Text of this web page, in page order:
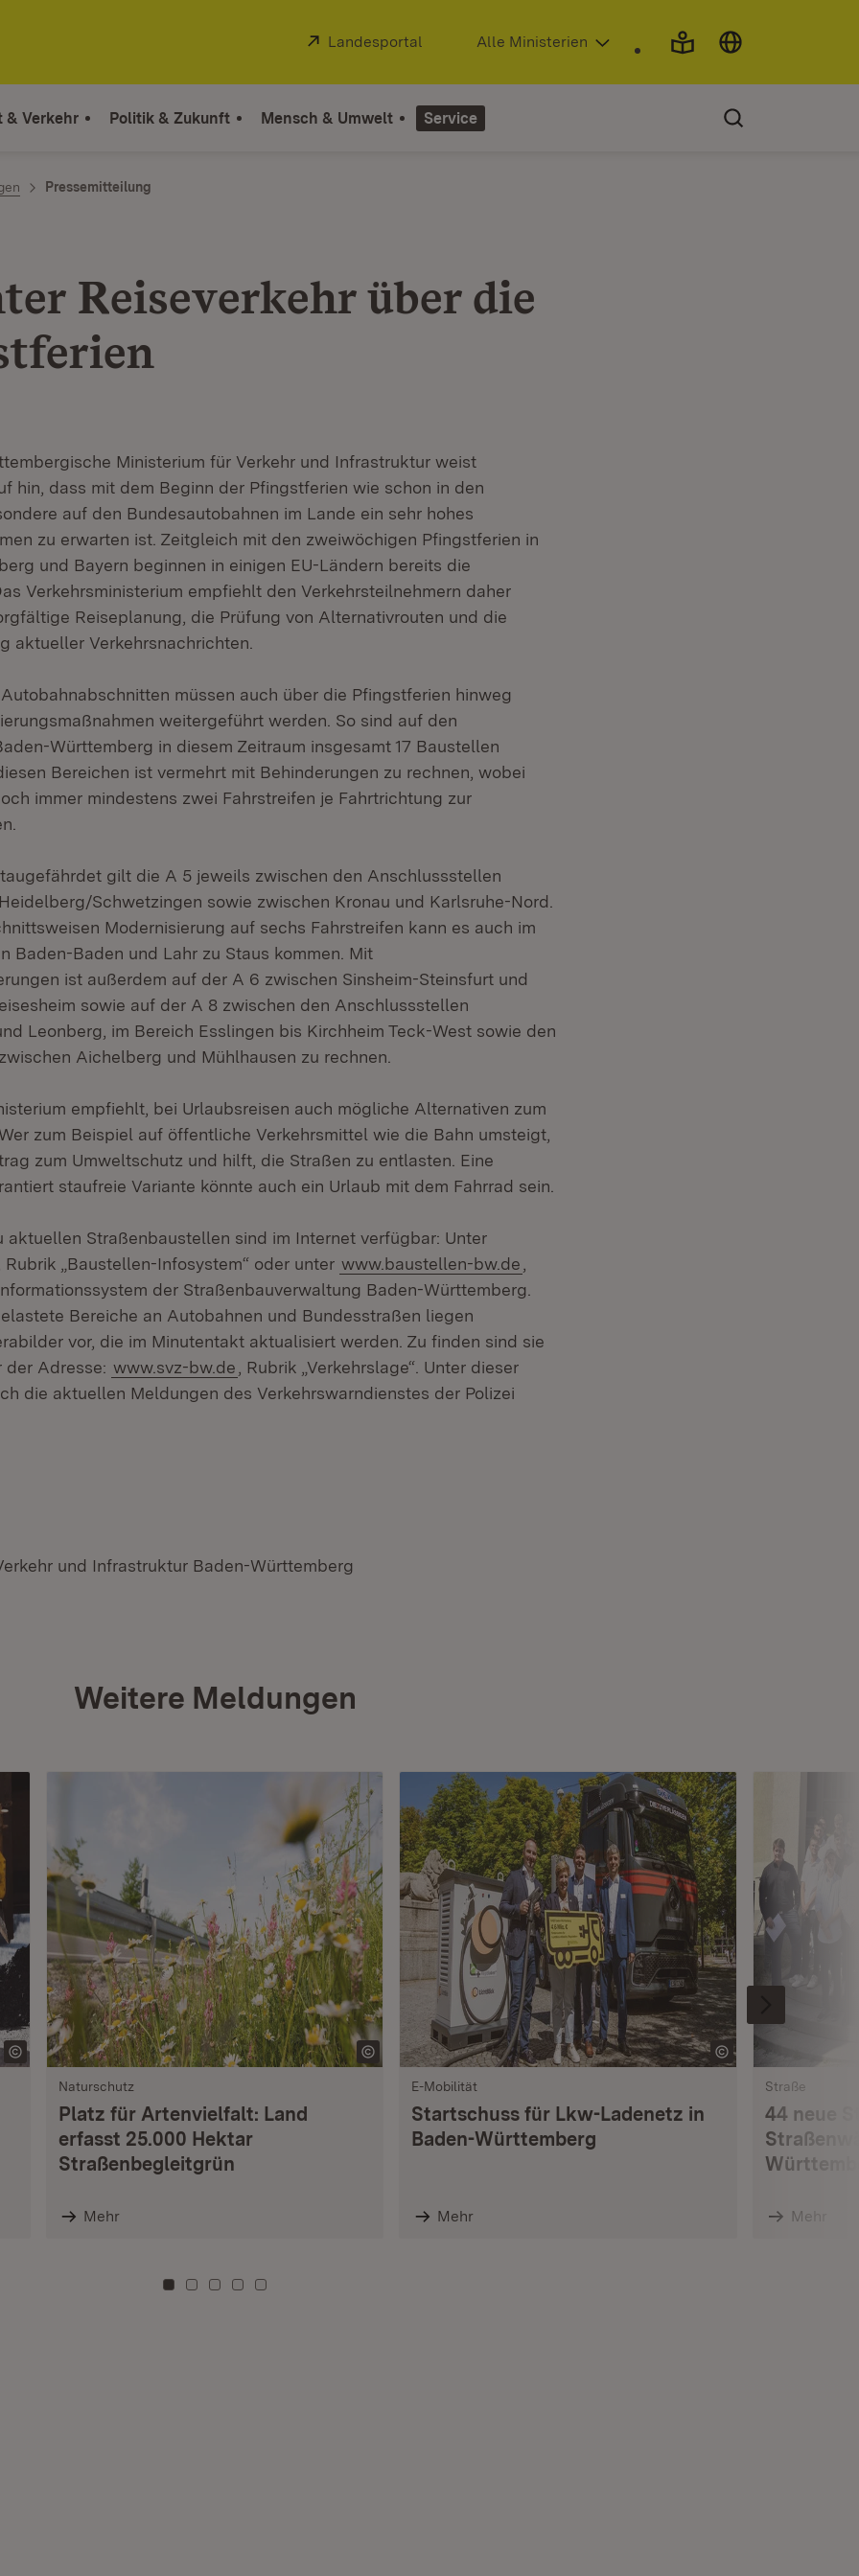
Extern:
Landesportal (Öffnet in neuem Fenster)
Alle Ministerien
& Verkehr Politik & Zukunft Mensch & Umwelt Service
Pressemitteilung
Reiseverkehr über die
Ministerium für Verkehr und Infrastruktur weist
hin, dass mit dem Beginn der Pfingstferien wie schon in den
auf den Bundesautobahnen im Lande ein sehr hohes
zu erwarten ist. Zeitgleich mit den zweiwöchigen Pfingstferien in
und Bayern beginnen in einigen EU-Ländern bereits die
Verkehrsministerium empfiehlt den Verkehrsteilnehmern daher
Reiseplanung, die Prüfung von Alternativrouten und die
aktueller Verkehrsnachrichten.
müssen auch über die Pfingstferien hinweg
weitergeführt werden. So sind auf den
Württemberg in diesem Zeitraum insgesamt 17 Baustellen
Bereichen ist vermehrt mit Behinderungen zu rechnen, wobei
immer mindestens zwei Fahrstreifen je Fahrtrichtung zur
gilt die A 5 jeweils zwischen den Anschlussstellen
Schwetzingen sowie zwischen Kronau und Karlsruhe-Nord.
Modernisierung auf sechs Fahrstreifen kann es auch im
Baden-Baden und Lahr zu Staus kommen. Mit
ist außerdem auf der A 6 zwischen Sinsheim-Steinsfurt und
sowie auf der A 8 zwischen den Anschlussstellen
Leonberg, im Bereich Esslingen bis Kirchheim Teck-West sowie den
Aichelberg und Mühlhausen zu rechnen.
empfiehlt, bei Urlaubsreisen auch mögliche Alternativen zum
zum Beispiel auf öffentliche Verkehrsmittel wie die Bahn umsteigt,
zum Umweltschutz und hilft, die Straßen zu entlasten. Eine
staufreie Variante könnte auch ein Urlaub mit dem Fahrrad sein.
aktuellen Straßenbaustellen sind im Internet verfügbar: Unter
Rubrik „Baustellen-Infosystem“ oder unter www.baustellen-bw.de
der Straßenbauverwaltung Baden-Württemberg.
Bereiche an Autobahnen und Bundesstraßen liegen
vor, die im Minutentakt aktualisiert werden. Zu finden sind sie
der Adresse: www.svz-bw.de
, Rubrik „Verkehrslage“. Unter dieser
die aktuellen Meldungen des Verkehrswarndienstes der Polizei
und Infrastruktur Baden-Württemberg
Weitere Meldungen
Naturschutz
Platz für Artenvielfalt: Land
erfasst 25.000 Hektar
Straßenbegleitgrün
Mehr
E-Mobilität
Startschuss für Lkw-Ladenetz in
Baden-Württemberg
Mehr
Straße
44 neue
Mehr
Zu Kachel: 0
Zu Kachel: 3
Zu Kachel: 6
Zu Kachel: 9
Zu Kachel: 12